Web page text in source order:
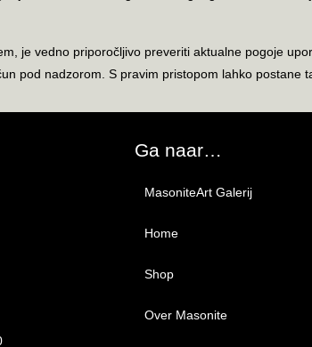
je vedno priporočljivo preveriti aktualne pogoje
pod nadzorom. S pravim pristopom lahko postane
Ga naar…
MasoniteArt Galerij
Home
Shop
Alle producten
Over Masonite